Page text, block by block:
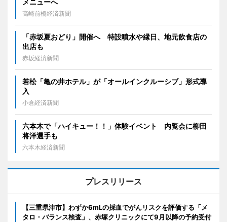
メニューへ
高崎前橋経済新聞
「赤坂夏おどり」開催へ 特設噴水や縁日、地元飲食店の
出店も
赤坂経済新聞
若松「亀の井ホテル」が「オールインクルーシブ」形式導
入
小倉経済新聞
六本木で「ハイキュー！！」体験イベント 内覧会に柳田
将洋選手も
六本木経済新聞
プレスリリース
【三重県津市】わずか6mLの採血でがんリスクを評価する「メ
タロ・バランス検査」、赤塚クリニックにて9月以降の予約受付